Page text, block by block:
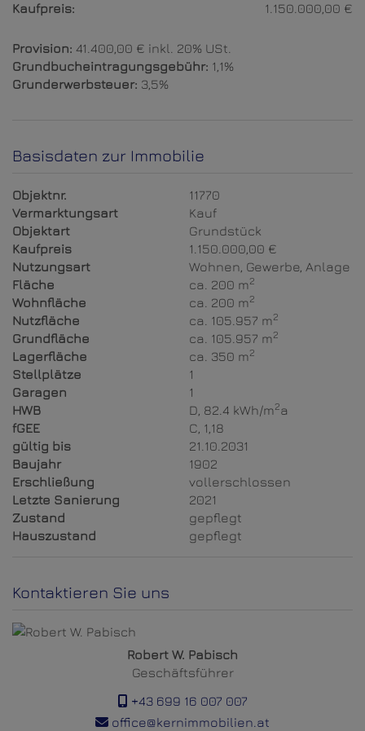
Kaufpreis: 1.150.000,00 €
Provision: 41.400,00 € inkl. 20% USt.
Grundbucheintragungsgebühr: 1,1%
Grunderwerbsteuer: 3,5%
Basisdaten zur Immobilie
Objektnr.
11770
Vermarktungsart
Kauf
Objektart
Grundstück
Kaufpreis
1.150.000,00 €
Nutzungsart
Wohnen Gewerbe Anlage
Fläche
ca. 200 m2
Wohnfläche ca. 200 m2
Nutzfläche ca. 105.957 m2
Grundfläche ca. 105.957 m2
Lagerfläche ca. 350 m2
Stellplätze
1
Garagen
1
HWB
D, 82.4 kWh/m2a
fGEE
C, 1,18
gültig bis
21.10.2031
Baujahr
1902
Erschließung
vollerschlossen
Letzte Sanierung
2021
Zustand
gepflegt
Hauszustand
gepflegt
Kontaktieren Sie uns
Robert W. Pabisch
Geschäftsführer
+43 699 16 007 007
office@kernimmobilien.at